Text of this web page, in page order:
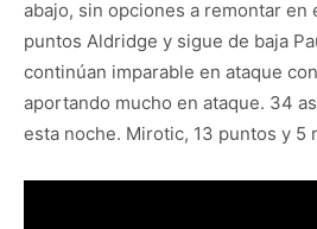
abajo, sin opciones a remontar en
puntos Aldridge y sigue de baja
continúan imparable en ataque
aportando mucho en ataque. 34
esta noche. Mirotic, 13 puntos y 5